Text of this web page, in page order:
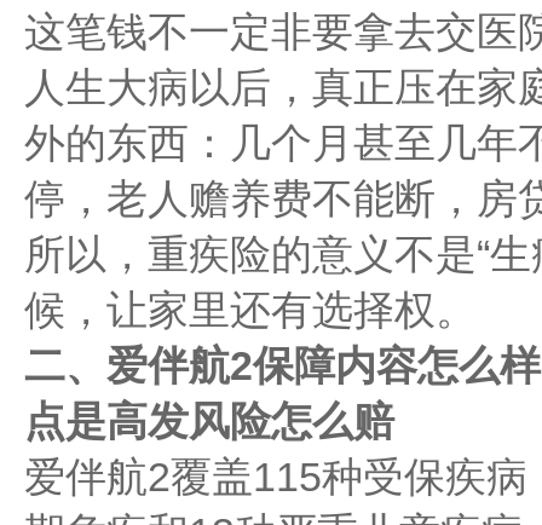
这笔钱不一定非要拿去交医
人生大病以后，真正压在家
外的东西：几个月甚至几年
停，老人赡养费不能断，房
所以，重疾险的意义不是“
候，让家里还有选择权。
二、爱伴航2保障内容怎么
点是高发风险怎么赔
爱伴航2覆盖115种受保疾